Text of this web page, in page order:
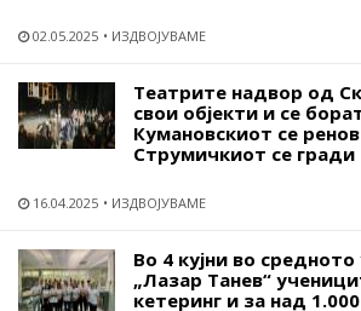
02.05.2025 ИЗДВОЈУВАМЕ
Театрите надвор од
свои објекти и се
Кумановскиот се
Струмичкиот се гради
16.04.2025 ИЗДВОЈУВАМЕ
Во 4 кујни во
„Лазар Танев“
кетеринг и за над